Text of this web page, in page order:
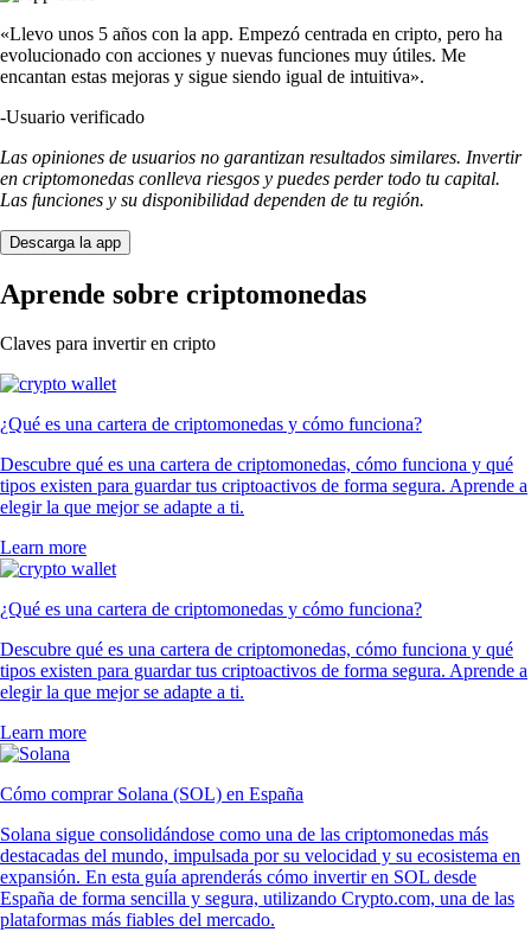
«Llevo unos 5 años con la app. Empezó centrada en cripto, pero ha
evolucionado con acciones y nuevas funciones muy útiles. Me
encantan estas mejoras y sigue siendo igual de intuitiva».
-Usuario verificado
Las opiniones de usuarios no garantizan resultados similares. Invertir
en criptomonedas conlleva riesgos y puedes perder todo tu capital.
Las funciones y su disponibilidad dependen de tu región.
Descarga la app
Aprende sobre criptomonedas
Claves para invertir en cripto
¿Qué es una cartera de criptomonedas y cómo funciona?
Descubre qué es una cartera de criptomonedas, cómo funciona y qué
tipos existen para guardar tus criptoactivos de forma segura. Aprende a
elegir la que mejor se adapte a ti.
Learn more
¿Qué es una cartera de criptomonedas y cómo funciona?
Descubre qué es una cartera de criptomonedas, cómo funciona y qué
tipos existen para guardar tus criptoactivos de forma segura. Aprende a
elegir la que mejor se adapte a ti.
Learn more
Cómo comprar Solana (SOL) en España
Solana sigue consolidándose como una de las criptomonedas más
destacadas del mundo, impulsada por su velocidad y su ecosistema en
expansión. En esta guía aprenderás cómo invertir en SOL desde
España de forma sencilla y segura, utilizando Crypto.com, una de las
plataformas más fiables del mercado.